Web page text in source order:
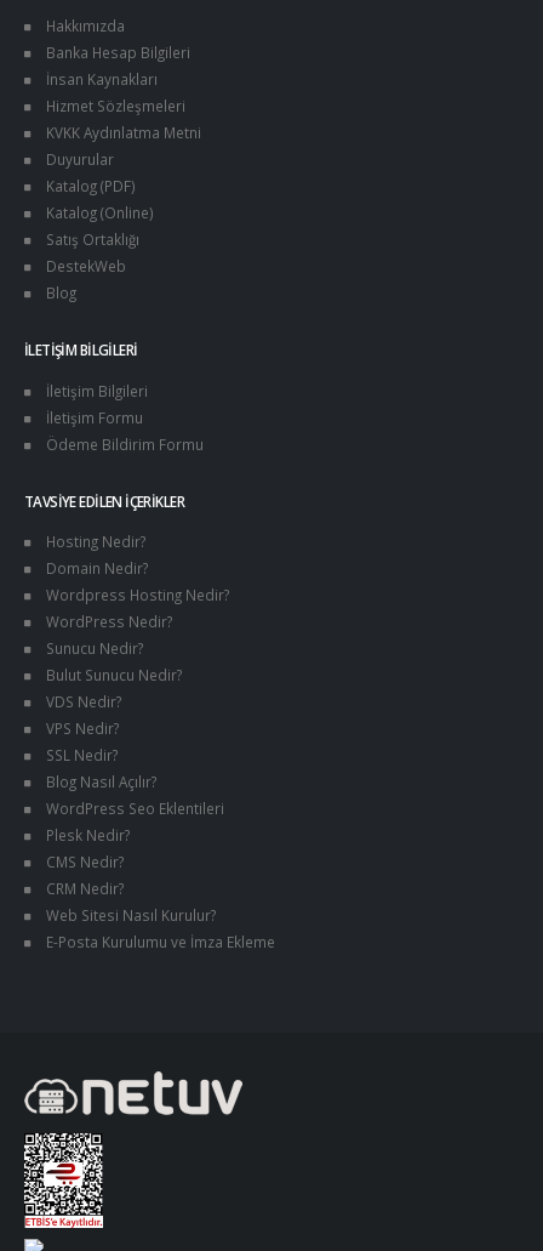
Hakkımızda
Banka Hesap Bilgileri
İnsan Kaynakları
Hizmet Sözleşmeleri
KVKK Aydınlatma Metni
Duyurular
Katalog (PDF)
Katalog (Online)
Satış Ortaklığı
DestekWeb
Blog
İLETIŞIM BILGILERI
İletişim Bilgileri
İletişim Formu
Ödeme Bildirim Formu
TAVSIYE EDILEN İÇERIKLER
Hosting Nedir?
Domain Nedir?
Wordpress Hosting Nedir?
WordPress Nedir?
Sunucu Nedir?
Bulut Sunucu Nedir?
VDS Nedir?
VPS Nedir?
SSL Nedir?
Blog Nasıl Açılır?
WordPress Seo Eklentileri
Plesk Nedir?
CMS Nedir?
CRM Nedir?
Web Sitesi Nasıl Kurulur?
E-Posta Kurulumu ve İmza Ekleme